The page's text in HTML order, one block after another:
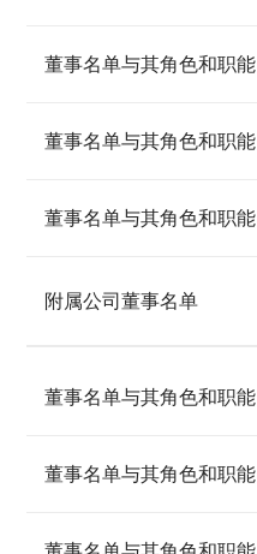
董事名单与其角色和职能
董事名单与其角色和职能
董事名单与其角色和职能
附属公司董事名单
董事名单与其角色和职能
董事名单与其角色和职能